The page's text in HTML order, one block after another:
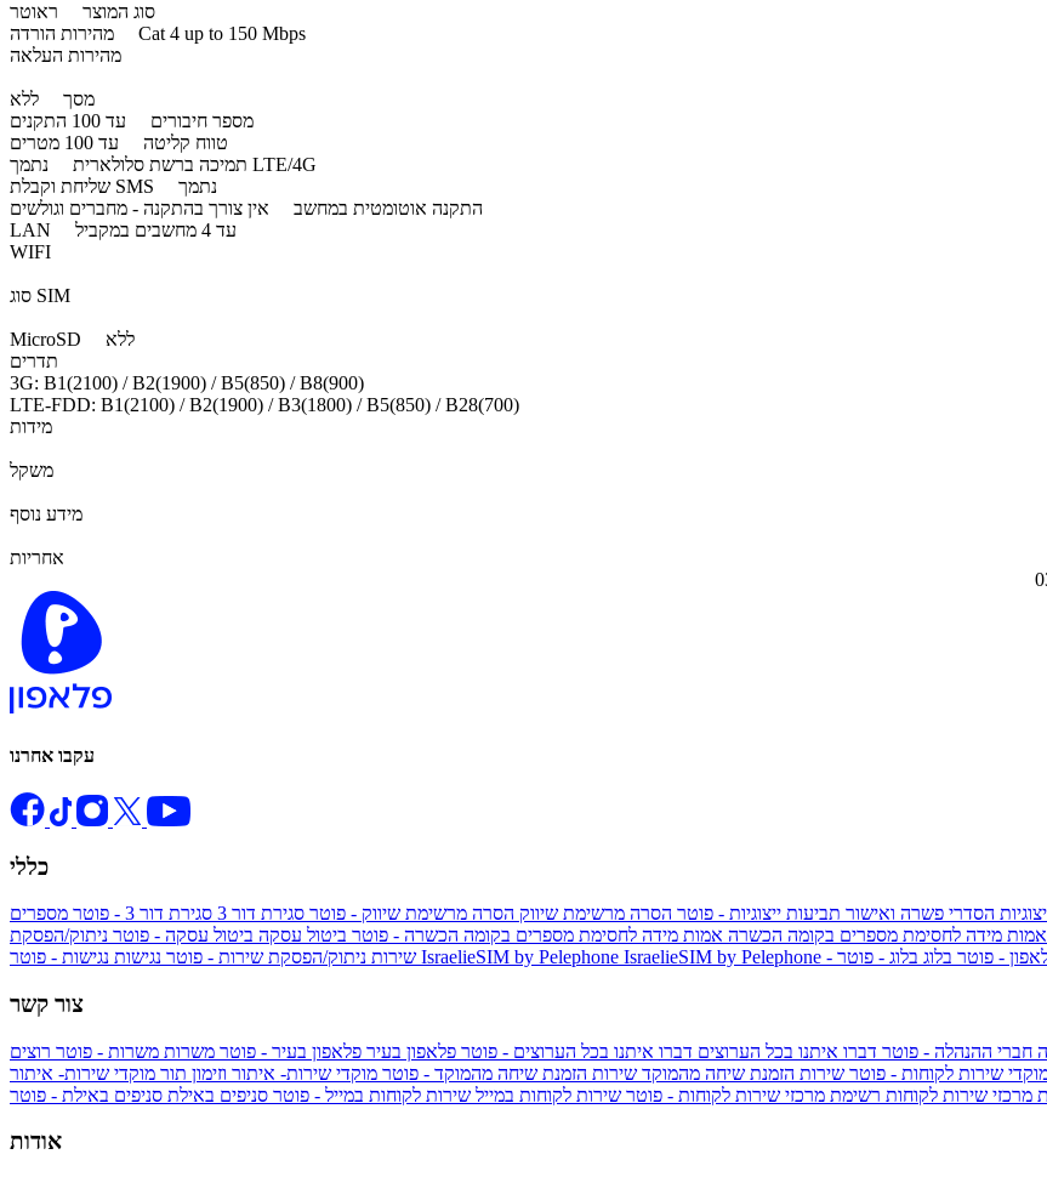
סוג המוצר ראוטר
מהירות הורדה Cat 4 up to 150 Mbps
מהירות העלאה
מסך ללא
מספר חיבורים עד 100 התקנים
טווח קליטה עד 100 מטרים
תמיכה ברשת סלולארית נתמך LTE/4G
שליחת וקבלת SMS
נתמך
התקנה אוטומטית במחשב אין צורך בהתקנה - מחברים וגולשים
LAN
עד 4 מחשבים במקביל
WIFI
סוג SIM
MicroSD
ללא
תדרים
3G: B1(2100) / B2(1900) / B5(850) / B8(900)
LTE-FDD: B1(2100) / B2(1900) / B3(1800) / B5(850) / B28(700)
מידות
משקל
מידע נוסף
אחריות
עקבו אחרנו
כללי
הסדרי פשרה ואישור תביעות ייצוגיות - פוטר הסרה מרשימת שיווק הסרה מרשימת שיווק - פוטר סגירת דור 3 סגירת דור 3 - פוטר
מספרים
אמות מידה לחסימת מספרים בקומה הכשרה אמות מידה לחסימת מספרים בקומה הכשרה - פוטר ביטול עסקה ביטול עסקה - פוטר ניתוק/הפסקת
שירות ניתוק/הפסקת שירות - פוטר נגישות IsraelieSIM by Pelephone - פוטר בלוג בלוג - פוטר
צור קשר
חברי ההנהלה - פוטר דברו איתנו בכל הערוצים דברו איתנו בכל הערוצים - פוטר פלאפון בעיר פלאפון בעיר - פוטר משרות משרות - פוטר רוצים
שירות לקוחות - פוטר שירות הזמנת שיחה מהמוקד שירות הזמנת שיחה מהמוקד - פוטר מוקדי שירות- איתור וזימון תור מוקדי שירות- איתור
מרכזי שירות לקוחות רשימת מרכזי שירות לקוחות - פוטר שירות לקוחות במייל שירות לקוחות במייל - פוטר סניפים באילת סניפים באילת - פוטר
אודות